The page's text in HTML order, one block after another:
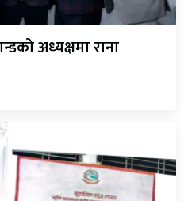
अध्यक्षमा राना